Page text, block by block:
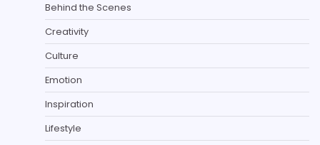
Behind the Scenes
Creativity
Culture
Emotion
Inspiration
Lifestyle